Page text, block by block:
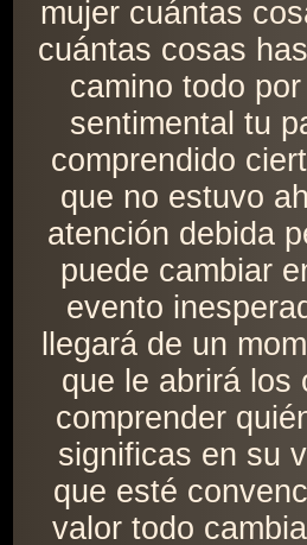
mujer cuántas
cuántas cosas
camino todo
sentimental tu
comprendido
que no estuvo
atención debida
puede cambiar
evento
llegará de un
que le abrirá los
comprender
significas en su
que esté
valor todo